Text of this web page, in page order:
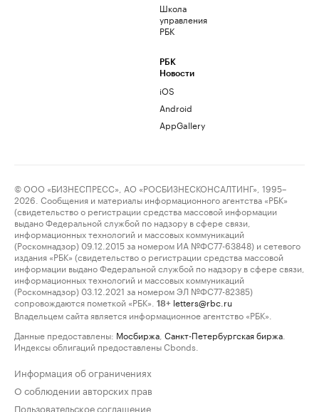
Школа
управления
РБК
РБК
Новости
iOS
Android
AppGallery
© ООО «БИЗНЕСПРЕСС», АО «РОСБИЗНЕСКОНСАЛТИНГ», 1995–
2026. Сообщения и материалы информационного агентства «РБК»
(свидетельство о регистрации средства массовой информации
выдано Федеральной службой по надзору в сфере связи,
информационных технологий и массовых коммуникаций
(Роскомнадзор) 09.12.2015 за номером ИА №ФС77-63848) и сетевого
издания «РБК» (свидетельство о регистрации средства массовой
информации выдано Федеральной службой по надзору в сфере связи,
информационных технологий и массовых коммуникаций
(Роскомнадзор) 03.12.2021 за номером ЭЛ №ФС77-82385)
сопровождаются пометкой «РБК».
18+ letters@rbc.ru
Владельцем сайта является информационное агентство «РБК».
Данные предоставлены: Мосбиржа Санкт-Петербургская биржа
Индексы облигаций предоставлены Cbonds.
Информация об ограничениях
О соблюдении авторских прав
Пользовательское соглашение